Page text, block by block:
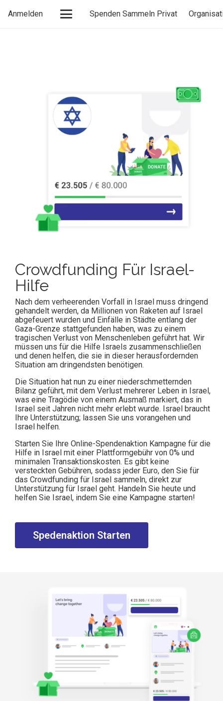
Anmelden Spenden Sammeln Privat
Crowdfunding Für Israel-
Hilfe
Nach dem verheerenden Vorfall in Israel muss dringend
gehandelt werden, da Millionen von Raketen auf Israel
abgefeuert wurden und Einfälle in Städte entlang der
Gaza-Grenze stattgefunden haben, was zu einem
tragischen Verlust von Menschenleben geführt hat. Wir
müssen uns für die Hilfe Israels zusammenschließen
und denen helfen, die sie in dieser herausfordernden
Situation am dringendsten benötigen.
Die Situation hat nun zu einer niederschmetternden
Bilanz geführt, mit dem Verlust mehrerer Leben in Israel,
was eine Tragödie von einem Ausmaß markiert, das in
Israel seit Jahren nicht mehr erlebt wurde. Israel braucht
Ihre Unterstützung; lassen Sie uns vorangehen und
Israel helfen.
Starten Sie Ihre Online-Spendenaktion Kampagne für die
Hilfe in Israel mit einer Plattformgebühr von 0% und
minimalen Transaktionskosten. Es gibt keine
versteckten Gebühren, sodass jeder Euro, den Sie für
das Crowdfunding für Israel sammeln, direkt zur
Unterstützung für Israel geht. Handeln Sie heute und
helfen Sie Israel, indem Sie eine Kampagne starten!
Spedenaktion Starten